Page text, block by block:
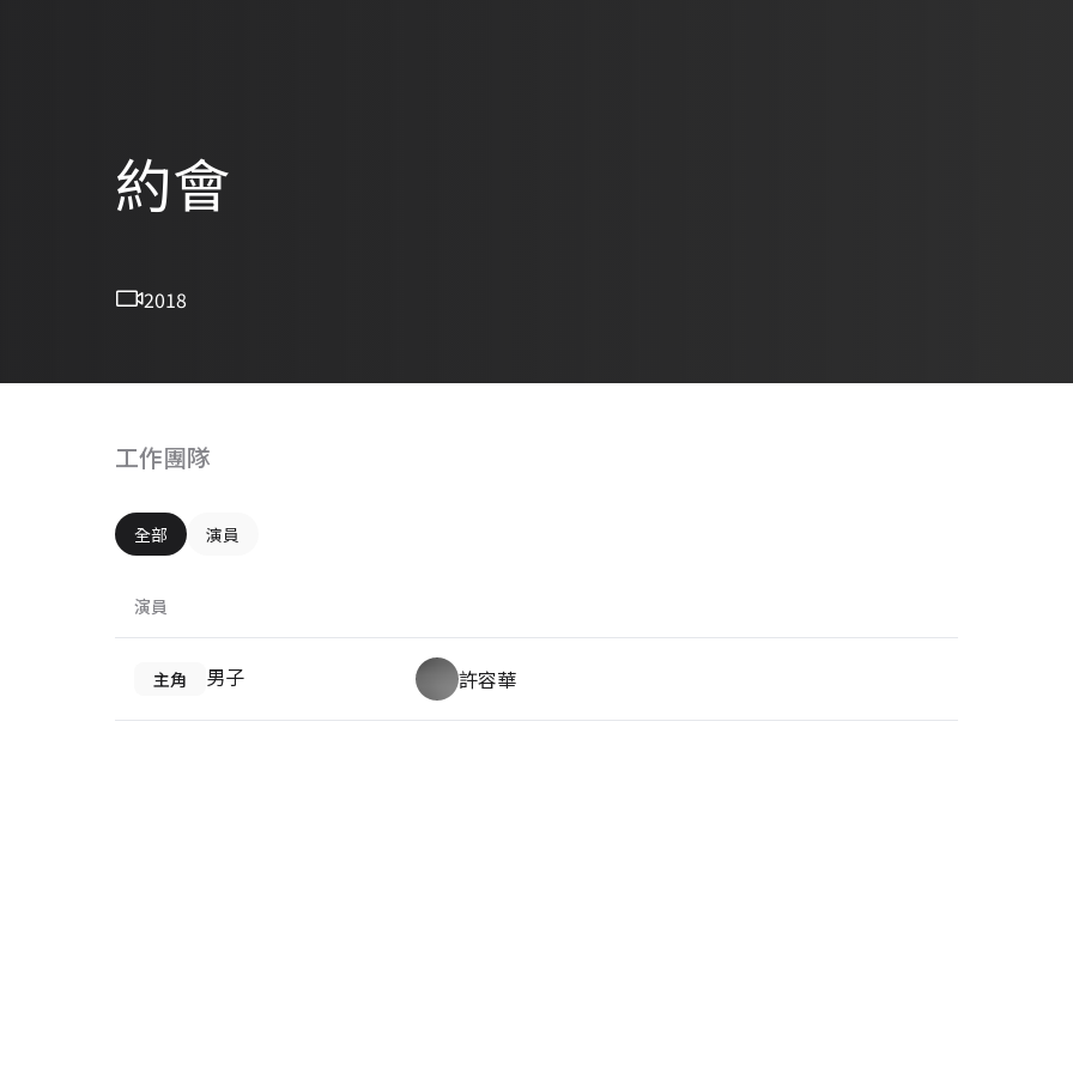
約會
2018
工作團隊
全部 演員
演員
主角 男子 許容華